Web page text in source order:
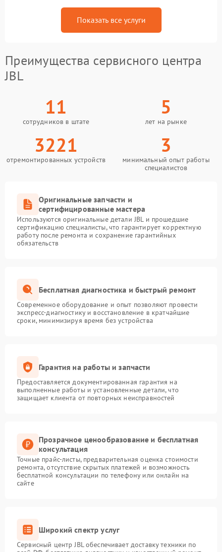
Показать все услуги
Преимущества сервисного центра
JBL
11
сотрудников в штате
5
лет на рынке
3221
отремонтированных устройств
3
минимальный опыт работы
специалистов
Оригинальные запчасти и
сертифицированные мастера
Используются оригинальные детали JBL и прошедшие
сертификацию специалисты, что гарантирует корректную
работу после ремонта и сохранение гарантийных
обязательств
Бесплатная диагностика и быстрый ремонт
Современное оборудование и опыт позволяют провести
экспресс-диагностику и восстановление в кратчайшие
сроки, минимизируя время без устройства
Гарантия на работы и запчасти
Предоставляется документированная гарантия на
выполненные работы и установленные детали, что
защищает клиента от повторных неисправностей
Прозрачное ценообразование и бесплатная
консультация
Точные прайс-листы, предварительная оценка стоимости
ремонта, отсутствие скрытых платежей и возможность
бесплатной консультации по телефону или онлайн на
сайте
Широкий спектр услуг
Сервисный центр JBL обеспечивает доставку техники по